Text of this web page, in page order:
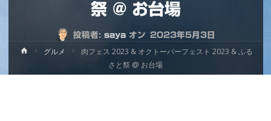
祭 @ お台場
投稿者: saya オン 2023年5月3日
ホ
ム
グルメ
肉フェス 2023 & オクトーバーフェスト 2023 & ふる
さと祭 @ お台場